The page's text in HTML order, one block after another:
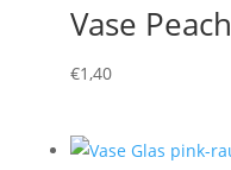
Vase Peach
€1,40